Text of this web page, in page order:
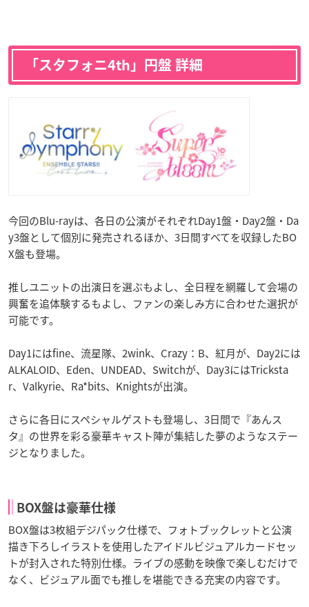
「スタフォニ4th」円盤 詳細
今回のBlu-rayは、各日の公演がそれぞれDay1盤・Day2盤・Da
y3盤として個別に発売されるほか、3日間すべてを収録したBO
X盤も登場。
推しユニットの出演日を選ぶもよし、全日程を網羅して会場の
興奮を追体験するもよし、ファンの楽しみ方に合わせた選択が
可能です。
Day1にはfine、流星隊、2wink、Crazy：B、紅月が、Day2には
ALKALOID、Eden、UNDEAD、Switchが、Day3にはTricksta
r、Valkyrie、Ra*bits、Knightsが出演。
さらに各日にスペシャルゲストも登場し、3日間で『あんス
タ』の世界を彩る豪華キャスト陣が集結した夢のようなステー
ジとなりました。
BOX盤は豪華仕様
BOX盤は3枚組デジパック仕様で、フォトブックレットと公演
描き下ろしイラストを使用したアイドルビジュアルカードセッ
トが封入された特別仕様。ライブの感動を映像で楽しむだけで
なく、ビジュアル面でも推しを堪能できる充実の内容です。